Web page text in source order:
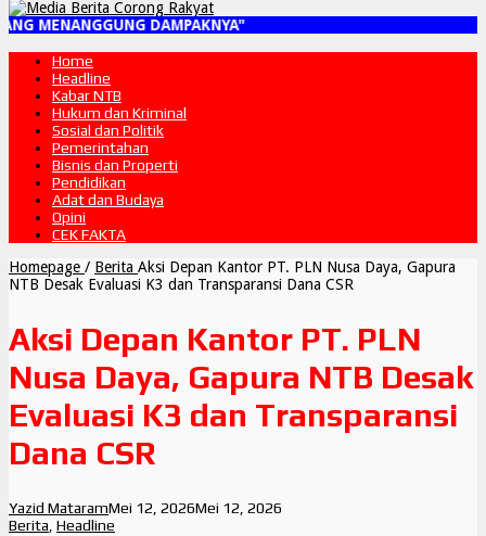
MENANGGUNG DAMPAKNYA"
Home
Headline
Kabar NTB
Hukum dan Kriminal
Sosial dan Politik
Pemerintahan
Bisnis dan Properti
Pendidikan
Adat dan Budaya
Opini
CEK FAKTA
Homepage / Berita Aksi Depan Kantor PT. PLN Nusa Daya, Gapura
NTB Desak Evaluasi K3 dan Transparansi Dana CSR
Aksi Depan Kantor PT. PLN
Nusa Daya, Gapura NTB Desak
Evaluasi K3 dan Transparansi
Dana CSR
Yazid MataramMei 12, 2026Mei 12, 2026
Berita Headline